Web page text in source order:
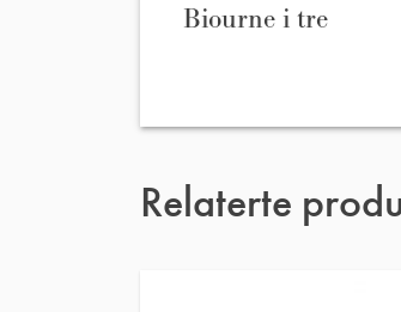
Biourne i tre
Relaterte